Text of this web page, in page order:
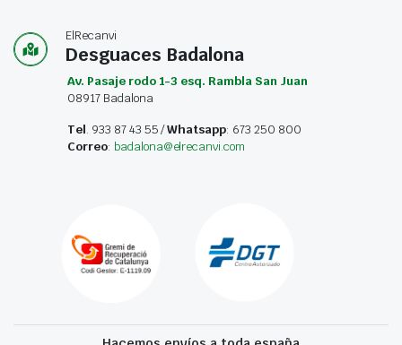
ElRecanvi
Desguaces Badalona
Av. Pasaje rodo 1-3 esq. Rambla San Juan
08917 Badalona
Tel. 933 87 43 55 /Whatsapp: 673 250 800
Correo: badalona@elrecanvi.com